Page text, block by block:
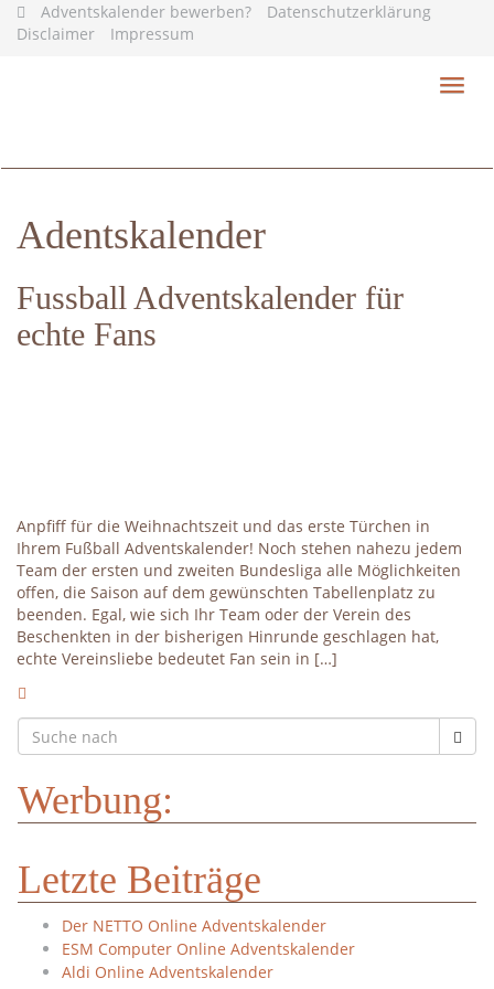
Skip
Adventskalender bewerben?
Datenschutzerklärung
Disclaimer
Impressum
Adentskalender
Fussball Adventskalender für
echte Fans
Anpfiff für die Weihnachtszeit und das erste Türchen in
Ihrem Fußball Adventskalender! Noch stehen nahezu jedem
Team der ersten und zweiten Bundesliga alle Möglichkeiten
offen, die Saison auf dem gewünschten Tabellenplatz zu
beenden. Egal, wie sich Ihr Team oder der Verein des
Beschenkten in der bisherigen Hinrunde geschlagen hat,
echte Vereinsliebe bedeutet Fan sein in […]
Werbung:
Letzte Beiträge
Der NETTO Online Adventskalender
ESM Computer Online Adventskalender
Aldi Online Adventskalender